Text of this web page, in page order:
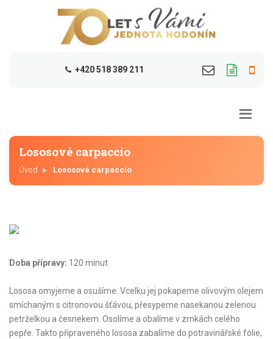
+420 518 389 211
Lososové carpaccio
Úvod Lososové carpaccio
Doba přípravy: 120 minut
Lososa omyjeme a osušíme. Vcelku jej pokapeme olivovým olejem
smíchaným s citronovou šťávou, přesypeme nasekanou zelenou
petrželkou a česnekem. Osolíme a obalíme v zrnkách celého
pepře. Takto připraveného lososa zabalíme do potravinářské fólie,